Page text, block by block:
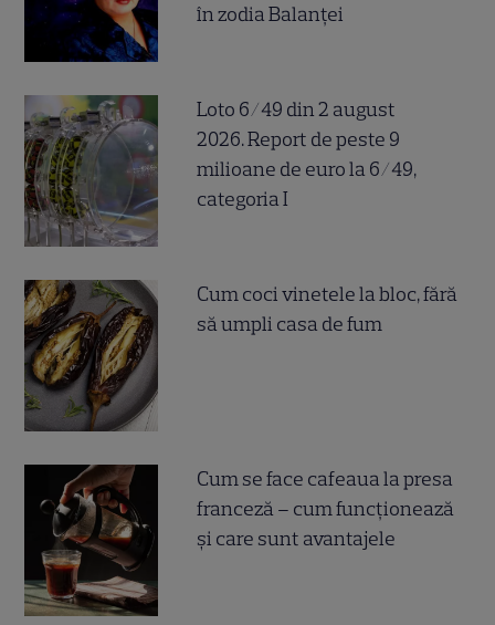
în zodia Balanței
Loto 6/49 din 2 august
2026. Report de peste 9
milioane de euro la 6/49,
categoria I
Cum coci vinetele la bloc, fără
să umpli casa de fum
Cum se face cafeaua la presa
franceză – cum funcționează
și care sunt avantajele